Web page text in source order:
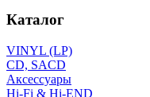
Каталог
VINYL (LP)
CD, SACD
Аксессуары
Hi-Fi & Hi-END